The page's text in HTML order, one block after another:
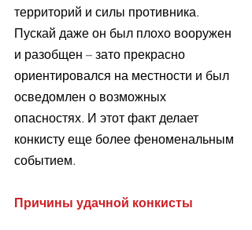
территорий и силы противника.
Пускай даже он был плохо вооружен
и разобщен – зато прекрасно
ориентировался на местности и был
осведомлен о возможных
опасностях. И этот факт делает
конкисту еще более феноменальным
событием.
Причины удачной конкисты